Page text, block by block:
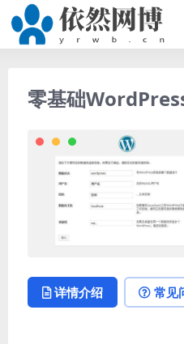
零基础
详情介绍 常见